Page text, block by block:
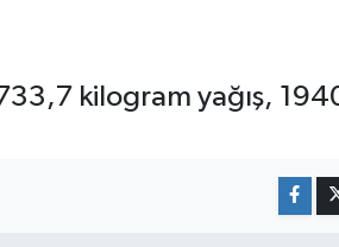
kilogram yağış,